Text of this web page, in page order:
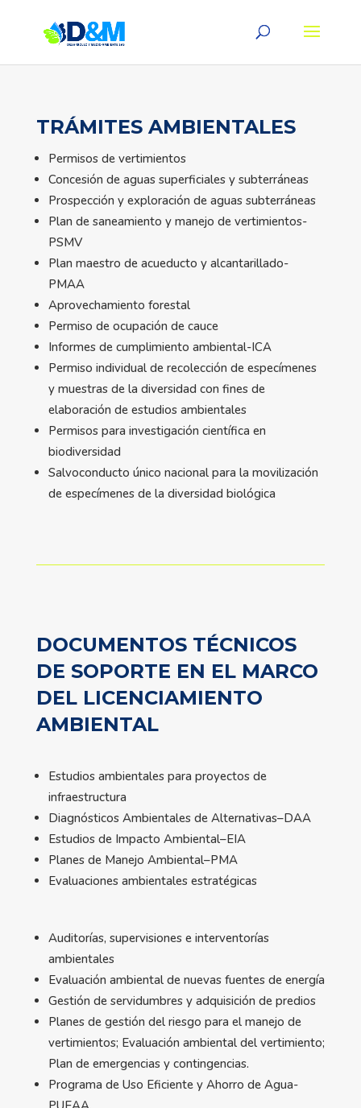
TRÁMITES AMBIENTALES
Permisos de vertimientos
Concesión de aguas superficiales y subterráneas
Prospección y exploración de aguas subterráneas
Plan de saneamiento y manejo de vertimientos-
PSMV
Plan maestro de acueducto y alcantarillado-
PMAA
Aprovechamiento forestal
Permiso de ocupación de cauce
Informes de cumplimiento ambiental-ICA
Permiso individual de recolección de especímenes
y muestras de la diversidad con fines de
elaboración de estudios ambientales
Permisos para investigación científica en
biodiversidad
Salvoconducto único nacional para la movilización
de especímenes de la diversidad biológica
DOCUMENTOS TÉCNICOS
DE SOPORTE EN EL MARCO
DEL LICENCIAMIENTO
AMBIENTAL
Estudios ambientales para proyectos de
infraestructura
Diagnósticos Ambientales de Alternativas–DAA
Estudios de Impacto Ambiental–EIA
Planes de Manejo Ambiental–PMA
Evaluaciones ambientales estratégicas
Auditorías, supervisiones e interventorías
ambientales
Evaluación ambiental de nuevas fuentes de energía
Gestión de servidumbres y adquisición de predios
Planes de gestión del riesgo para el manejo de
vertimientos; Evaluación ambiental del vertimiento;
Plan de emergencias y contingencias.
Programa de Uso Eficiente y Ahorro de Agua-